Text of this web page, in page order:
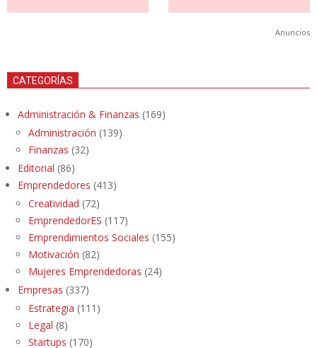
Anuncios
CATEGORÍAS
Administración & Finanzas (169)
Administración (139)
Finanzas (32)
Editorial (86)
Emprendedores (413)
Creatividad (72)
EmprendedorES (117)
Emprendimientos Sociales (155)
Motivación (82)
Mujeres Emprendedoras (24)
Empresas (337)
Estrategia (111)
Legal (8)
Startups (170)